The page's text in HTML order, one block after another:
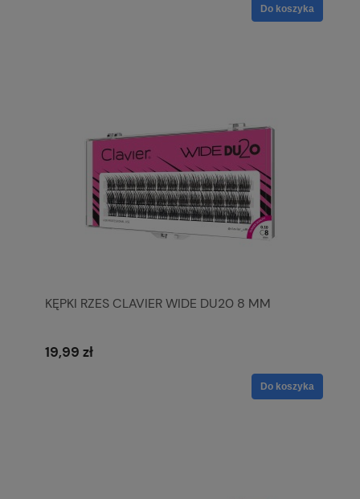
Do koszyka
KĘPKI RZES CLAVIER WIDE DU20 8 MM
19,99 zł
Do koszyka